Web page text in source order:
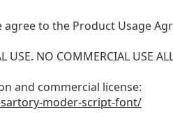
to the Product Usage
NO COMMERCIAL USE
and commercial license:
moder-script-font/